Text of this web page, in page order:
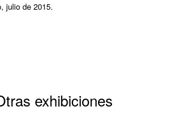
julio de 2015.
exhibiciones